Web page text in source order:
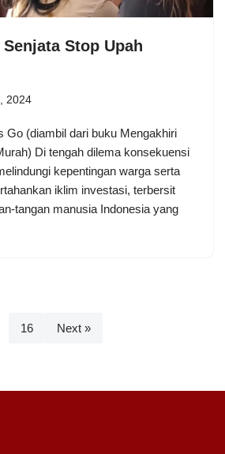
Stop Upah
2024
Go (diambil dari buku Mengakhiri
Di tengah dilema konsekuensi
kepentingan warga serta
iklim investasi, terbersit
tangan manusia Indonesia yang
16 Next »